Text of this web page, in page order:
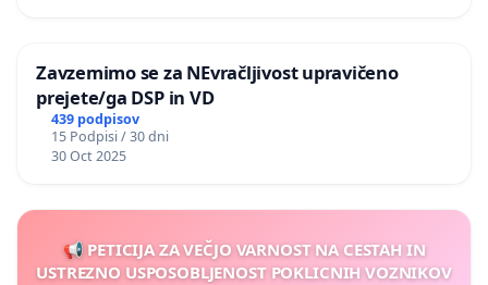
Zavzemimo se za NEvračljivost upravičeno
prejete/ga DSP in VD
439 podpisov
15 Podpisi / 30 dni
30 Oct 2025
📢 PETICIJA ZA VEČJO VARNOST NA CESTAH IN
USTREZNO USPOSOBLJENOST POKLICNIH VOZNIKOV